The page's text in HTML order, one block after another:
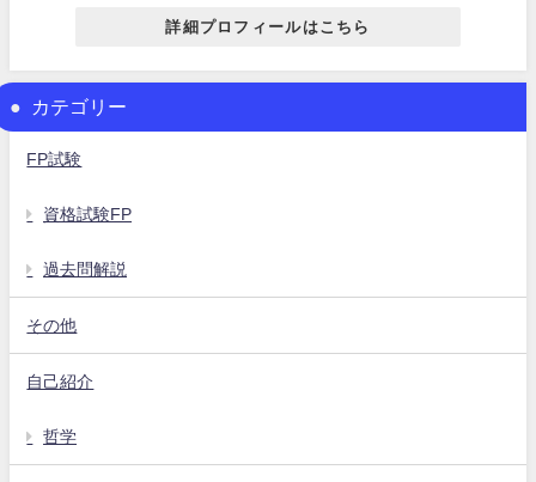
詳細プロフィールはこちら
カテゴリー
FP試験
資格試験FP
過去問解説
その他
自己紹介
哲学